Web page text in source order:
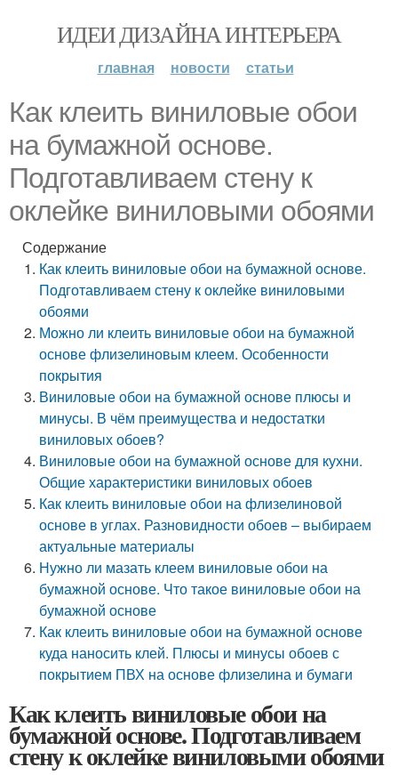
ИДЕИ ДИЗАЙНА ИНТЕРЬЕРА
главная новости статьи
Как клеить виниловые обои
на бумажной основе.
Подготавливаем стену к
оклейке виниловыми обоями
Содержание
Как клеить виниловые обои на бумажной основе.
Подготавливаем стену к оклейке виниловыми
обоями
Можно ли клеить виниловые обои на бумажной
основе флизелиновым клеем. Особенности
покрытия
Виниловые обои на бумажной основе плюсы и
минусы. В чём преимущества и недостатки
виниловых обоев?
Виниловые обои на бумажной основе для кухни.
Общие характеристики виниловых обоев
Как клеить виниловые обои на флизелиновой
основе в углах. Разновидности обоев – выбираем
актуальные материалы
Нужно ли мазать клеем виниловые обои на
бумажной основе. Что такое виниловые обои на
бумажной основе
Как клеить виниловые обои на бумажной основе
куда наносить клей. Плюсы и минусы обоев с
покрытием ПВХ на основе флизелина и бумаги
Как клеить виниловые обои на
бумажной основе. Подготавливаем
стену к оклейке виниловыми обоями